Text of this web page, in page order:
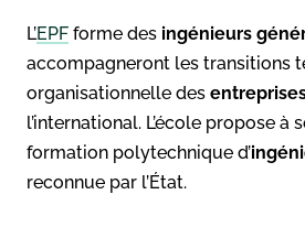
L’EPF forme des ingénieurs
accompagneront les transitions
organisationnelle des
l’international. L’école propose à
formation polytechnique d’
reconnue par l’État.